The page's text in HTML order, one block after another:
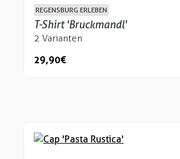
REGENSBURG ERLEBEN
T-Shirt 'Bruckmandl'
2 Varianten
29,90 €